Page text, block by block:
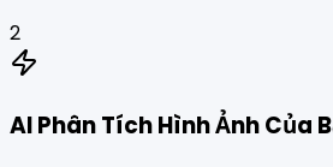
2
AI Phân Tích Hình Ảnh Của